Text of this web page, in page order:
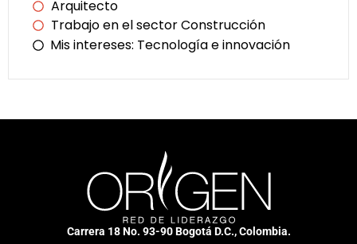
Arquitecto
Trabajo en el sector Construcción
Mis intereses: Tecnología e innovación
Carrera 18 No. 93-90 Bogotá D.C., Colombia.